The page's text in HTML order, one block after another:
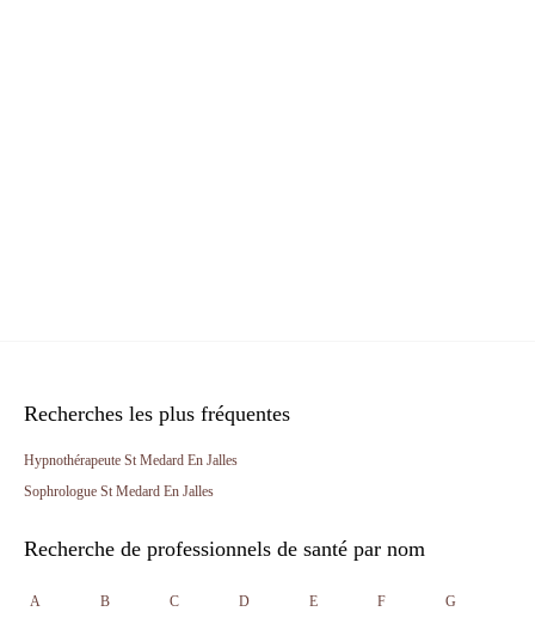
Recherches les plus fréquentes
Hypnothérapeute St Medard En Jalles
Sophrologue St Medard En Jalles
Recherche de professionnels de santé par nom
A B C D E F G